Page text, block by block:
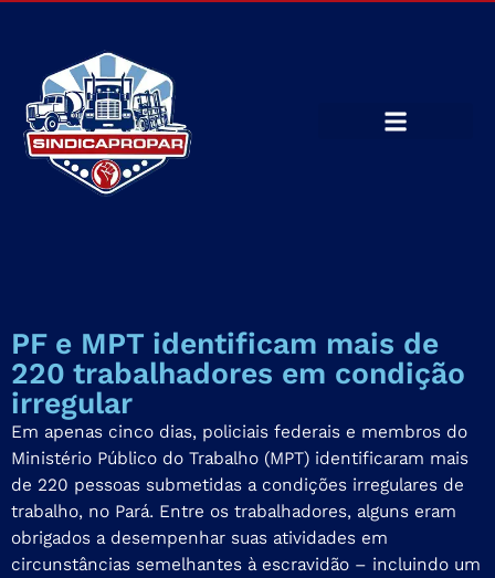
PF e MPT identificam mais de
220 trabalhadores em condição
irregular
Em apenas cinco dias, policiais federais e membros do
Ministério Público do Trabalho (MPT) identificaram mais
de 220 pessoas submetidas a condições irregulares de
trabalho, no Pará. Entre os trabalhadores, alguns eram
obrigados a desempenhar suas atividades em
circunstâncias semelhantes à escravidão – incluindo um